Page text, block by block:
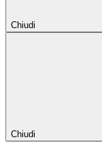
Chiudi
Chiudi